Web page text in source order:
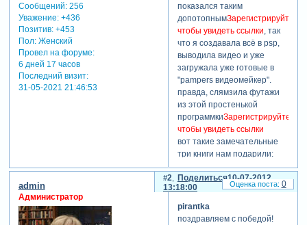
Сообщений:256
Уважение: +436
Позитив: +453
Пол:Женский
Провел на форуме:
6 дней 17 часов
Последний визит:
31-05-2021 21:46:53
показался таким
допотопнымЗарегистрируйтесь,
чтобы увидеть ссылки, так
что я создавала всё в psp,
выводила видео и уже
загружала уже готовые в
"pampers видеомейкер".
правда, слямзила футажи
из этой простенькой
программкиЗарегистрируйтесь,
чтобы увидеть ссылки
вот такие замечательные
три книги нам подарили:
Зарегистрируйтесь, чтобы
увидеть ссылки
и мои ролики-победители:
Поделиться
2
10-07-2012
13:18:00
admin
Администратор
pirantka
поздравляем с победой!
0